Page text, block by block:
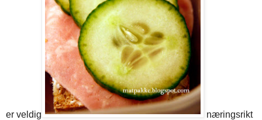
er veldig
næringsrikt